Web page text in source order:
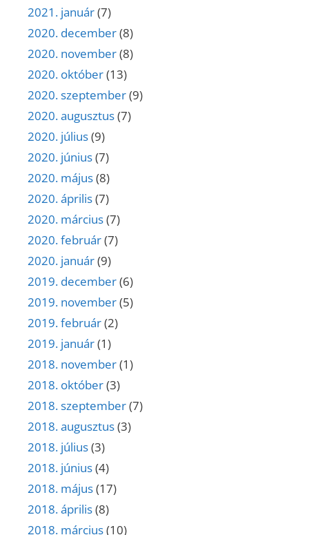
2021. január(7)
2020. december(8)
2020. november(8)
2020. október(13)
2020. szeptember(9)
2020. augusztus(7)
2020. július(9)
2020. június(7)
2020. május(8)
2020. április(7)
2020. március(7)
2020. február(7)
2020. január(9)
2019. december(6)
2019. november(5)
2019. február(2)
2019. január(1)
2018. november(1)
2018. október(3)
2018. szeptember(7)
2018. augusztus(3)
2018. július(3)
2018. június(4)
2018. május(17)
2018. április(8)
2018. március(10)